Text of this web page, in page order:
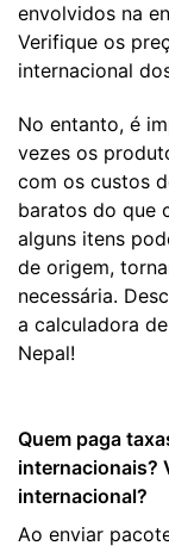
envolvidos na
Verifique os
internacional
No entanto, é
vezes os
com os custos
baratos do que
alguns itens
de origem,
necessária.
a calculadora
Nepal!
Quem paga
internacionais?
internacional?
Ao enviar